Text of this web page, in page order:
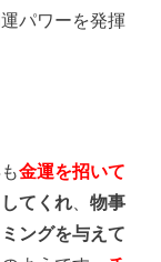
パワーを発揮
金運を招いて
てくれ 、物事
ングを与えて